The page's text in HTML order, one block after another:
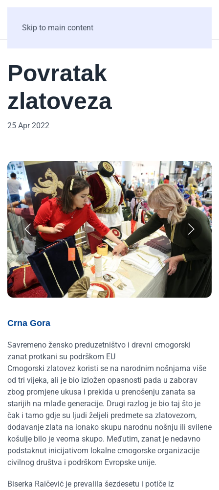
Skip to main content
Povratak
zlatoveza
25 Apr 2022
Crna Gora
Savremeno žensko preduzetništvo i drevni crnogorski
zanat protkani su podrškom EU
Crnogorski zlatovez koristi se na narodnim nošnjama više
od tri vijeka, ali je bio izložen opasnosti pada u zaborav
zbog promjene ukusa i prekida u prenošenju zanata sa
starijih na mlađe generacije. Drugi razlog je bio taj što je
čak i tamo gdje su ljudi željeli predmete sa zlatovezom,
dodavanje zlata na ionako skupu narodnu nošnju ili svilene
košulje bilo je veoma skupo. Međutim, zanat je nedavno
podstaknut inicijativom lokalne crnogorske organizacije
civilnog društva i podrškom Evropske unije.
Biserka Raičević je prevalila šezdesetu i potiče iz